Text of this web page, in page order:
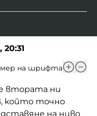
на шрифта
втората ни
който точно
на ниво